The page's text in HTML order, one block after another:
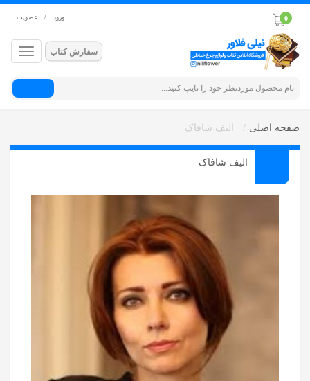
ورود / عضویت 0
سفارش کتاب
صفحه اصلی الیف شافاک
الیف شافاک